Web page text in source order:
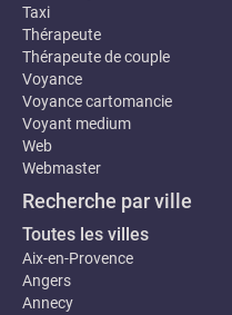
Taxi
Thérapeute
Thérapeute de couple
Voyance
Voyance cartomancie
Voyant medium
Web
Webmaster
Recherche par ville
Toutes les villes
Aix-en-Provence
Angers
Annecy